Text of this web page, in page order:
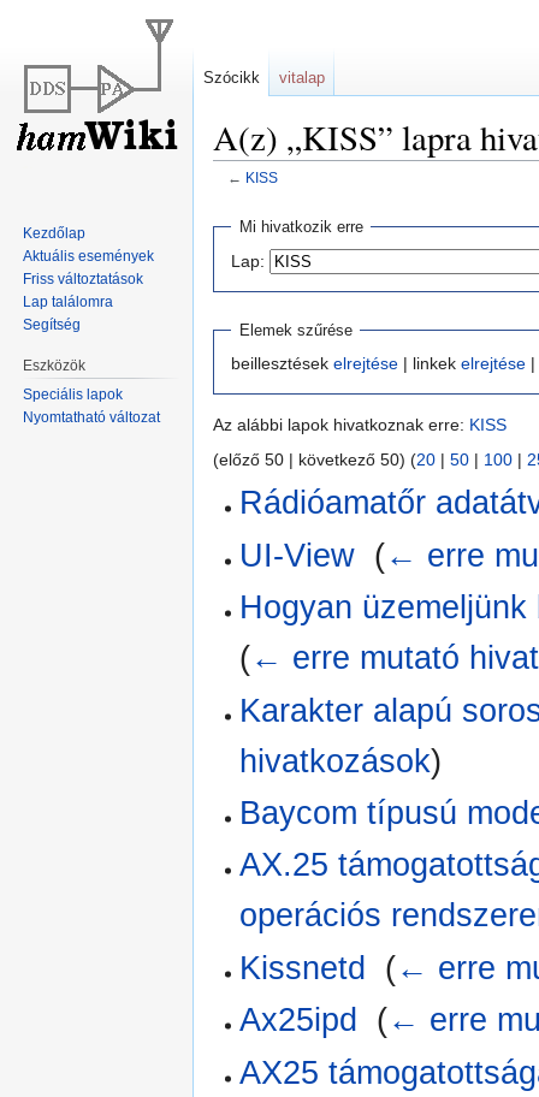
A(z) „KISS” lapra
← KISS
Ugrás
navigációhoz
Ugrás
kereséshez
Mi hivatkozik erre
Lap:
Elemek szűrése
beillesztések elrejtése | linkek elrejtése
Az alábbi lapok hivatkoznak erre: KISS
(előző 50 | következő 50) (20 | 50 | 100 |
Rádióamatőr
UI-View (← erre
Hogyan
(← erre mutató
Karakter alapú
hivatkozások)
Baycom típusú
AX.25
operációs
Kissnetd
(← erre
Ax25ipd
(← erre
AX25
Szócikk vitalap
Kezdőlap
Aktuális események
Friss változtatások
Lap találomra
Segítség
Eszközök
Speciális lapok
Nyomtatható változat